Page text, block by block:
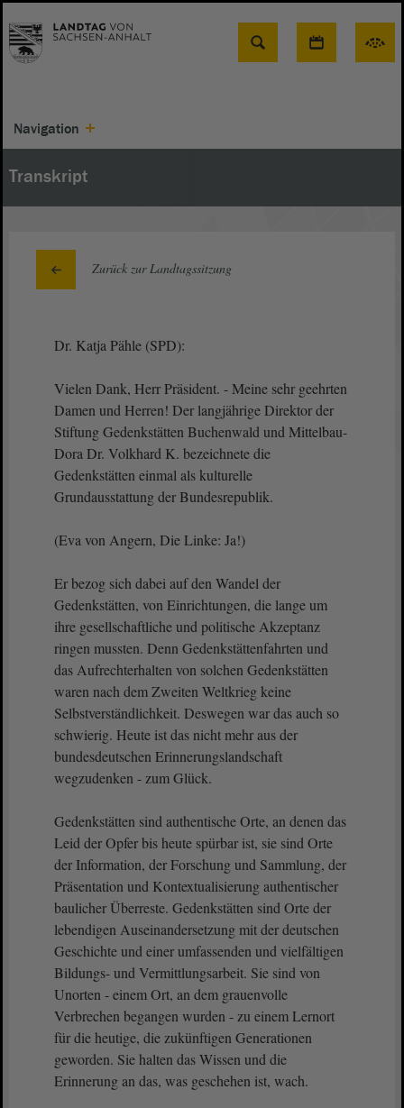
Suche
Navigation
Transkript
Zurück zur Landtagssitzung
Dr. Katja Pähle (SPD):
Vielen Dank, Herr Präsident. - Meine sehr geehrten
Damen und Herren! Der langjährige Direktor der
Stiftung Gedenkstätten Buchenwald und Mittelbau-
Dora Dr. Volkhard K. bezeichnete die
Gedenkstätten einmal als kulturelle
Grundausstattung der Bundesrepublik.
(Eva von Angern, Die Linke: Ja!)
Er bezog sich dabei auf den Wandel der
Gedenkstätten, von Einrichtungen, die lange um
ihre gesellschaftliche und politische Akzeptanz
ringen mussten. Denn Gedenkstättenfahrten und
das Aufrechterhalten von solchen Gedenkstätten
waren nach dem Zweiten Weltkrieg keine
Selbstverständlichkeit. Deswegen war das auch so
schwierig. Heute ist das nicht mehr aus der
bundesdeutschen Erinnerungslandschaft
wegzudenken - zum Glück.
Gedenkstätten sind authentische Orte, an denen das
Leid der Opfer bis heute spürbar ist, sie sind Orte
der Information, der Forschung und Sammlung, der
Präsentation und Kontextualisierung authentischer
baulicher Überreste. Gedenkstätten sind Orte der
lebendigen Auseinandersetzung mit der deutschen
Geschichte und einer umfassenden und vielfältigen
Bildungs- und Vermittlungsarbeit. Sie sind von
Unorten - einem Ort, an dem grauenvolle
Verbrechen begangen wurden - zu einem Lernort
für die heutige, die zukünftigen Generationen
geworden. Sie halten das Wissen und die
Erinnerung an das, was geschehen ist, wach.